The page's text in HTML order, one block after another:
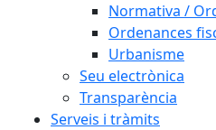
Normativa /
Ordenances
Urbanisme
Seu electrònica
Transparència
Serveis i tràmits